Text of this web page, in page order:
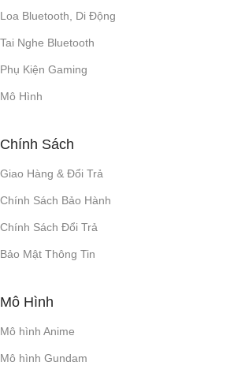
Loa Bluetooth, Di Động
Tai Nghe Bluetooth
Phụ Kiện Gaming
Mô Hình
Chính Sách
Giao Hàng & Đổi Trả
Chính Sách Bảo Hành
Chính Sách Đổi Trả
Bảo Mật Thông Tin
Mô Hình
Mô hình Anime
Mô hình Gundam